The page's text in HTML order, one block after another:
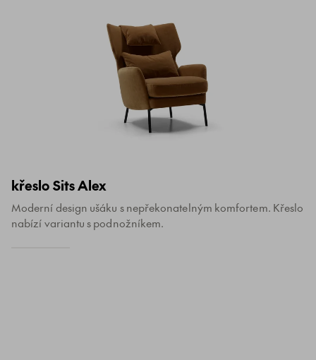
křeslo Sits Alex
Moderní design ušáku s nepřekonatelným komfortem. Křeslo
nabízí variantu s podnožníkem.